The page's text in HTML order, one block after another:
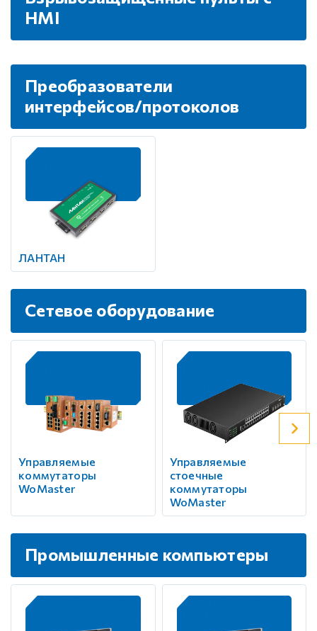
HMI
Преобразователи
интерфейсов/протоколов
ЛАНТАН
Сетевое оборудование
Управляемые
коммутаторы
WoMaster
Управляемые
стоечные
коммутаторы
WoMaster
Промышленные компьютеры